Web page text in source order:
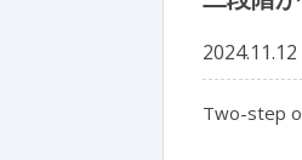
2024.11.12
Two-step